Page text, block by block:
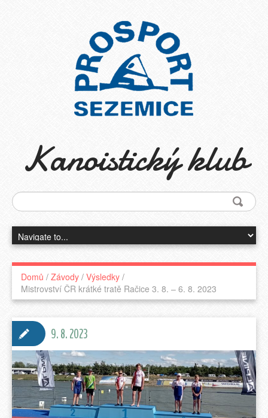
Kanoistický klub
Domů / Závody / Výsledky /
Mistrovství ČR krátké tratě Račice 3. 8. – 6. 8. 2023
9. 8. 2023